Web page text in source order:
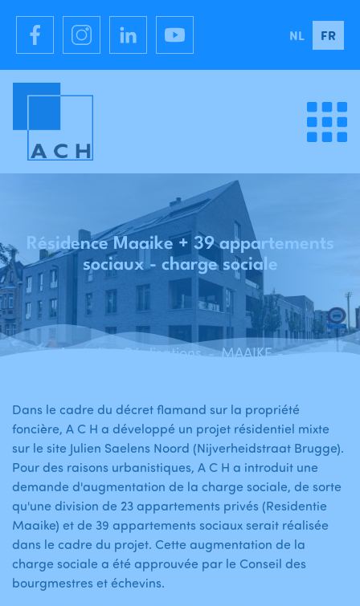
NL FR
Accueil - Réalisations - MAAIKE - Résidence Maaike + 39 logements sociaux – Charge Sociale - Assebroek (Bruges)
Résidence Maaike + 39 appartements
sociaux - charge sociale
Dans le cadre du décret flamand sur la propriété
foncière, A C H a développé un projet résidentiel mixte
sur le site Julien Saelens Noord (Nijverheidstraat Brugge).
Pour des raisons urbanistiques, A C H a introduit une
demande d'augmentation de la charge sociale, de sorte
qu'une division de 23 appartements privés (Residentie
Maaike) et de 39 appartements sociaux serait réalisée
dans le cadre du projet. Cette augmentation de la
charge sociale a été approuvée par le Conseil des
bourgmestres et échevins.